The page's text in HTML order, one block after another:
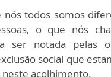
todos somos
o que nós
ser notada pelas
social que
acolhimento.